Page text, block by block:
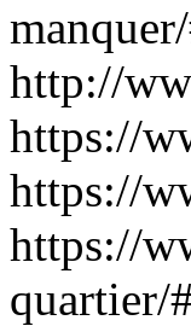
http://
https://
https://
https://
quartier/